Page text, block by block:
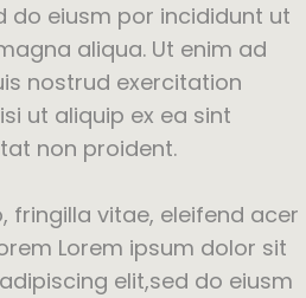
do eiusm por incididunt ut
aliqua. Ut enim ad
nostrud exercitation
ut aliquip ex ea sint
non proident.
fringilla vitae, eleifend acer
Lorem ipsum dolor sit
elit,sed do eiusm